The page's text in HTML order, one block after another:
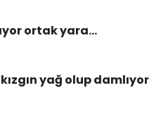
ortak yara…
yağ olup damlıyor